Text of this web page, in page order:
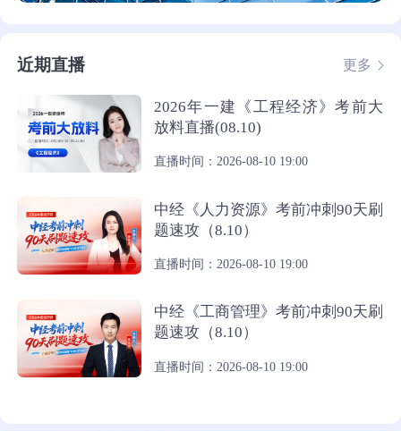
近期直播 更多
2026年一建《工程经济》考前大
放料直播(08.10)
直播时间：2026-08-10 19:00
中经《人力资源》考前冲刺90天刷
题速攻（8.10）
直播时间：2026-08-10 19:00
中经《工商管理》考前冲刺90天刷
题速攻（8.10）
直播时间：2026-08-10 19:00